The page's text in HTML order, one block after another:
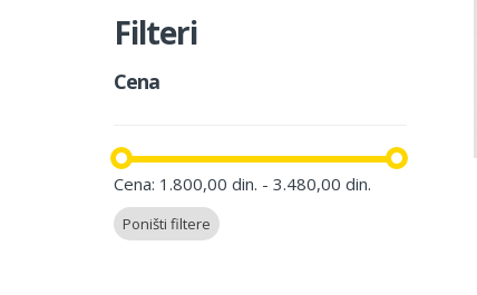
Filteri
Cena
Cena: 1.800,00 din. - 3.480,00 din.
Poništi filtere